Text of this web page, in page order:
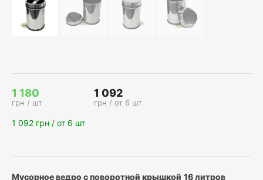
1 180
грн / шт
1 092
грн / от 6 шт
1 092 грн / от 6 шт
Мусорное ведро с поворотной крышкой 16 литров